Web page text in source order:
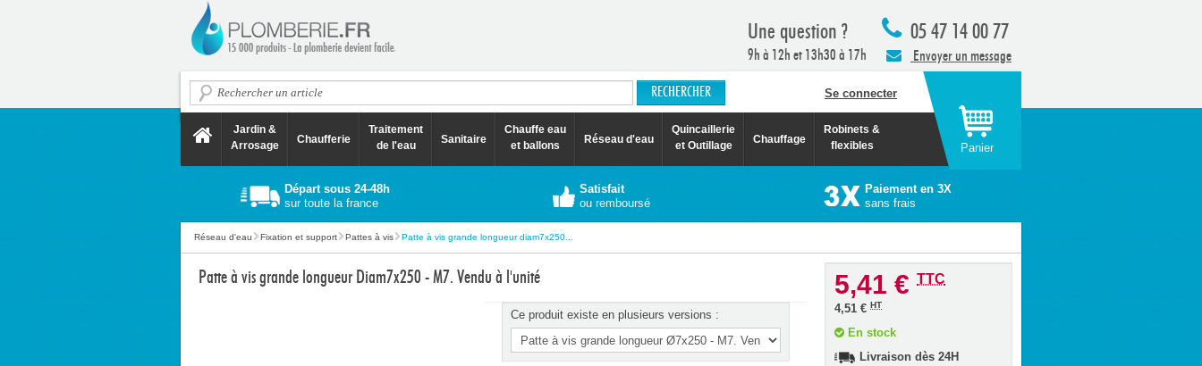
05 47 14 00 77
Envoyer un message
Une question ?
9h à 12h et 13h30 à 17h
Se connecter
Jardin &
Arrosage
Chaufferie
Traitement
de l'eau
Sanitaire
Chauffe eau
et ballons
Réseau d'eau
Quincaillerie
et Outillage
Chauffage
Robinets &
flexibles
Panier
Départ sous 24-48h
sur toute la france
Satisfait
ou remboursé
Paiement en 3X
sans frais
Réseau d'eau Fixation et support Pattes à vis Patte à vis grande longueur diam7x250...
Patte à vis grande longueur Diam7x250 - M7. Vendu à l'unité
Ce produit existe en plusieurs versions :
5,41 € TTC
4,51 € HT
En stock
Livraison dès 24H